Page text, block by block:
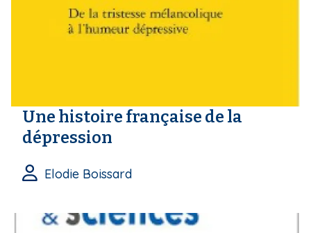
Une histoire française de la
dépression
Elodie Boissard